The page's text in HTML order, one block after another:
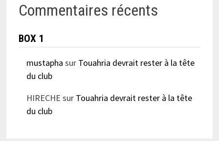
Commentaires récents
BOX 1
mustapha sur Touahria devrait rester à la tête
du club
HIRECHE sur Touahria devrait rester à la tête
du club